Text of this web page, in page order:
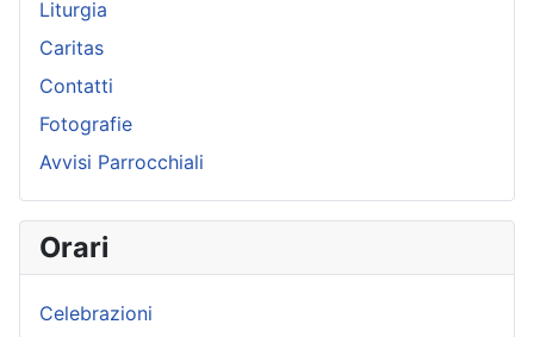
Liturgia
Caritas
Contatti
Fotografie
Avvisi Parrocchiali
Orari
Celebrazioni